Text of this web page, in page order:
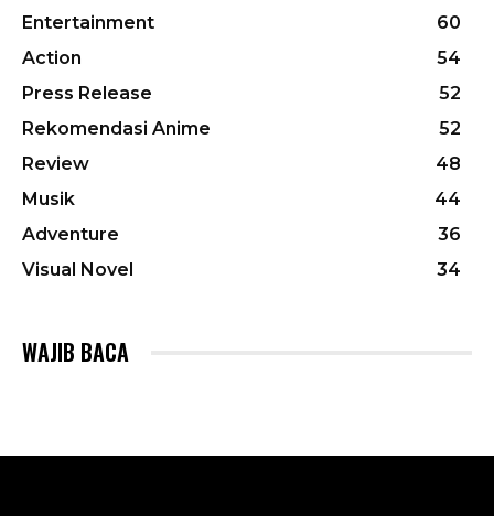
Entertainment
60
Action
54
Press Release
52
Rekomendasi Anime
52
Review
48
Musik
44
Adventure
36
Visual Novel
34
WAJIB BACA